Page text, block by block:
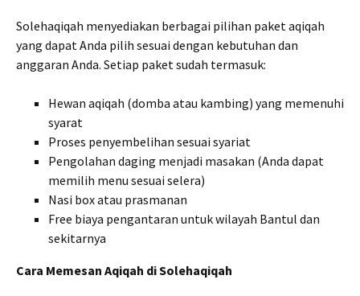
Solehaqiqah menyediakan berbagai pilihan paket aqiqah
yang dapat Anda pilih sesuai dengan kebutuhan dan
anggaran Anda. Setiap paket sudah termasuk:
Hewan aqiqah (domba atau kambing) yang memenuhi
syarat
Proses penyembelihan sesuai syariat
Pengolahan daging menjadi masakan (Anda dapat
memilih menu sesuai selera)
Nasi box atau prasmanan
Free biaya pengantaran untuk wilayah Bantul dan
sekitarnya
Cara Memesan Aqiqah di Solehaqiqah